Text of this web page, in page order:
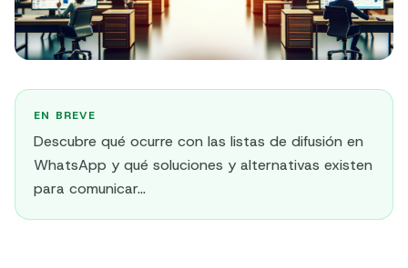
EN BREVE
Descubre qué ocurre con las listas de difusión en
WhatsApp y qué soluciones y alternativas existen
para comunicar...